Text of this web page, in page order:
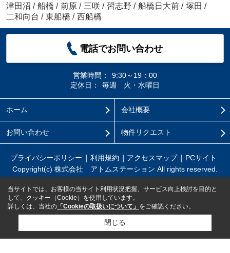
津田沼 / 船橋 / 前原 / 三咲 / 習志野 / 船橋日大前 / 塚田 /
二和向台 / 東船橋 / 西船橋
電話でお問い合わせ
営業時間：
9:30～19：00
定休日：
毎週 火・水曜日
ホーム 会社概要
お問い合わせ 物件リクエスト
プライバシーポリシー 利用規約 アクセスマップ
PCサイト
Copyright(c) 株式会社 アトムステーション All rights reserved.
当サイトでは、お客様の当サイト利用状況把握、サービス向上検討を目的と
して、クッキー（Cookie）を使用しています。
詳しくは、当社の 「Cookieの取扱いについて」 をご確認ください。
閉じる